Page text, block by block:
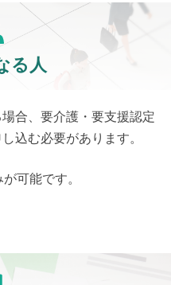
る人
合、要介護・要支援認定
込む必要があります。
可能です。